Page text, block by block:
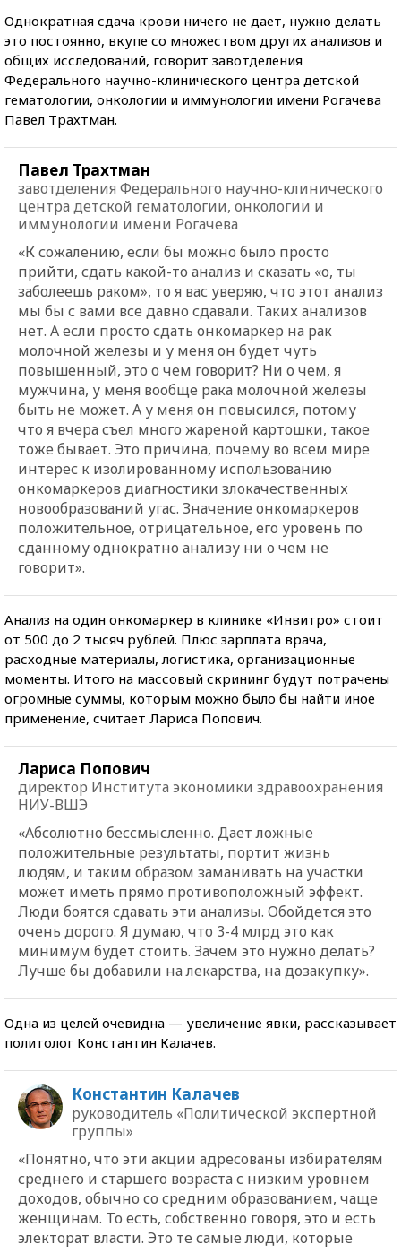
Однократная сдача крови ничего не дает, нужно делать
это постоянно, вкупе со множеством других анализов и
общих исследований, говорит завотделения
Федерального научно-клинического центра детской
гематологии, онкологии и иммунологии имени Рогачева
Павел Трахтман.
Павел Трахтман
завотделения Федерального научно-клинического
центра детской гематологии, онкологии и
иммунологии имени Рогачева
«К сожалению, если бы можно было просто
прийти, сдать какой-то анализ и сказать «о, ты
заболеешь раком», то я вас уверяю, что этот анализ
мы бы с вами все давно сдавали. Таких анализов
нет. А если просто сдать онкомаркер на рак
молочной железы и у меня он будет чуть
повышенный, это о чем говорит? Ни о чем, я
мужчина, у меня вообще рака молочной железы
быть не может. А у меня он повысился, потому
что я вчера съел много жареной картошки, такое
тоже бывает. Это причина, почему во всем мире
интерес к изолированному использованию
онкомаркеров диагностики злокачественных
новообразований угас. Значение онкомаркеров
положительное, отрицательное, его уровень по
сданному однократно анализу ни о чем не
говорит».
Анализ на один онкомаркер в клинике «Инвитро» стоит
от 500 до 2 тысяч рублей. Плюс зарплата врача,
расходные материалы, логистика, организационные
моменты. Итого на массовый скрининг будут потрачены
огромные суммы, которым можно было бы найти иное
применение, считает Лариса Попович.
Лариса Попович
директор Института экономики здравоохранения
НИУ-ВШЭ
«Абсолютно бессмысленно. Дает ложные
положительные результаты, портит жизнь
людям, и таким образом заманивать на участки
может иметь прямо противоположный эффект.
Люди боятся сдавать эти анализы. Обойдется это
очень дорого. Я думаю, что 3-4 млрд это как
минимум будет стоить. Зачем это нужно делать?
Лучше бы добавили на лекарства, на дозакупку».
Одна из целей очевидна — увеличение явки, рассказывает
политолог Константин Калачев.
Константин Калачев
руководитель «Политической экспертной
группы»
«Понятно, что эти акции адресованы избирателям
среднего и старшего возраста с низким уровнем
доходов, обычно со средним образованием, чаще
женщинам. То есть, собственно говоря, это и есть
электорат власти. Это те самые люди, которые